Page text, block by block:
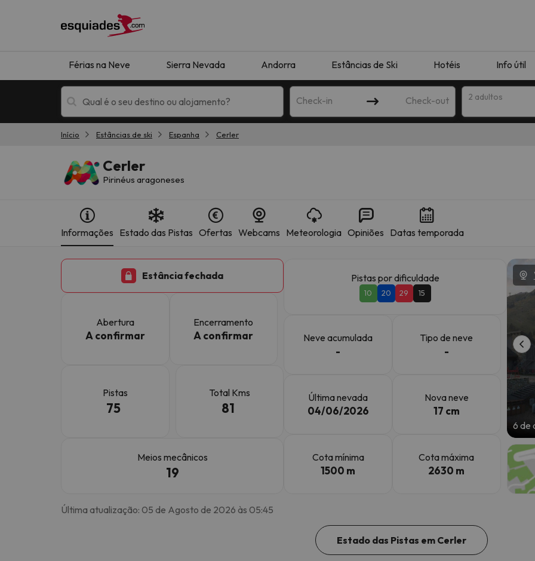
Férias na Neve Sierra Nevada Andorra Estâncias de Ski Hotéis Info útil
Check-in Check-out 2 adultos
Início Estâncias de ski Espanha Cerler
Cerler
Pirinéus aragoneses
Informações Estado das Pistas Ofertas Webcams Meteorologia Opiniões Datas temporada
Estância fechada
Abertura
A confirmar
Encerramento
A confirmar
Pistas
75
Total Kms
81
Meios mecânicos
19
Pistas por dificuldade
10 20 29 15
Neve acumulada
-
Tipo de neve
-
Última nevada
04/06/2026
Nova neve
17 cm
Cota mínima
1500 m
Cota máxima
2630 m
6 de
Última atualização: 05 de Agosto de 2026 às 05:45
Estado das Pistas em Cerler